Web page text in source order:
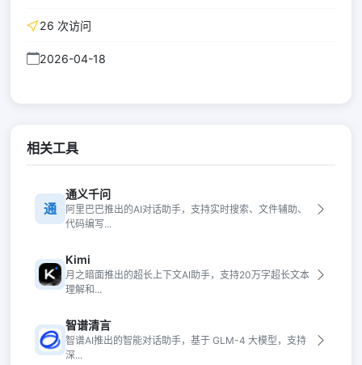
26 次访问
2026-04-18
相关工具
通
通义千问
阿里巴巴推出的AI对话助手，支持实时搜索、文件辅助、
代码编写...
Kimi
月之暗面推出的超长上下文AI助手，支持20万字超长文本
理解和...
智谱清言
智谱AI推出的智能对话助手，基于 GLM-4 大模型，支持
深...